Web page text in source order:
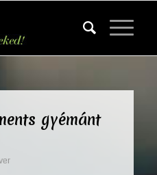
gyémánt